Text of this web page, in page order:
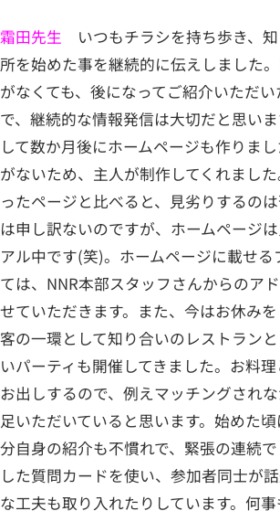
霜田先生 いつもチラシを持ち歩き、
所を始めた事を継続的に伝えしました
がなくても、後になってご紹介いただ
で、継続的な情報発信は大切だと思い
して数か月後にホームページも作りま
がないため、主人が制作してくれまし
ったページと比べると、見劣りするの
は申し訳ないのですが、ホームページ
アル中です(笑)。ホームページに載せ
ては、NNR本部スタッフさんからのア
せていただきます。また、今はお休み
客の一環として知り合いのレストラン
いパーティも開催してきました。お料
お出しするので、例えマッチングされ
足いただいていると思います。始めた
分自身の紹介も不慣れで、緊張の連続
した質問カードを使い、参加者同士が
な工夫も取り入れたりしています。何